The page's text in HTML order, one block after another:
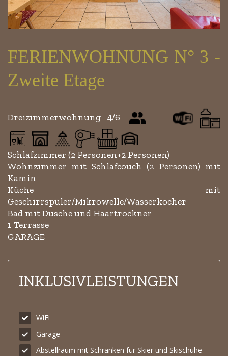
FERIENWOHNUNG N° 3 -
Zweite Etage
Dreizimmerwohnung 4/6
Schlafzimmer (2 Personen+2 Personen)
Wohnzimmer mit Schlafcouch (2 Personen) mit
Kamin
Küche mit
Geschirrspüler/Mikrowelle/Wasserkocher
Bad mit Dusche und Haartrockner
1 Terrasse
GARAGE
INKLUSIVLEISTUNGEN
WiFi
Garage
Abstellraum mit Schränken für Skier und Skischuhe